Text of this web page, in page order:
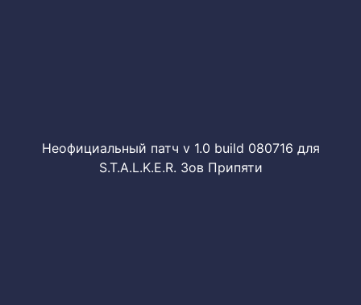
Неофициальный патч v 1.0 build 080716 для
S.T.A.L.K.E.R. Зов Припяти